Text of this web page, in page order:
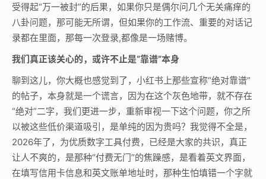
受得起“万一被封”的后果，如果你只是偶尔问几个无关痛痒的
八卦问题，那可能无所谓，但如果你的工作流、重要的对话记
录都在里面，那每一次登录,都像是一场赌博。
我们真正该关心的，或许不止是“靠谱”本身
聊到这儿，你大概也感觉到了，小红书上那些宣称“绝对靠谱”
的帖子，本身就是一个谎言，因为在这个灰色地带，就不存在
“绝对”二字，我们更进一步，重新审视一下这个问题，你之所
以被这些低价渠道吸引，是单纯的因为贵吗？我觉得不全是，
2026年了，为优质数字工具付费，已经是大家的共识，真正
让人不爽的，是那种“付费无门”的焦躁感，是看着英文界面，
在填写信用卡信息和英文账单地址时，那种生怕填错一个字就